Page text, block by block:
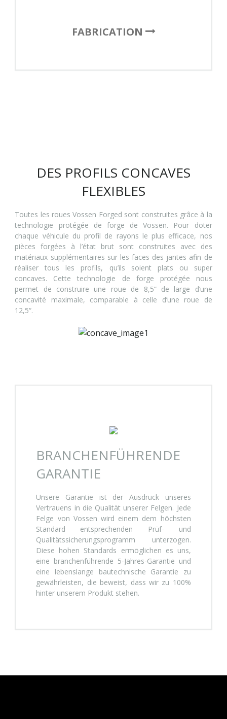
FABRICATION
DES PROFILS CONCAVES
FLEXIBLES
Toutes les roues Vossen Forged sont construites grâce à la
technologie protégée de forge de Vossen. Pour doter
chaque véhicule du profil de rayons le plus efficace, nos
pièces forgées à l’état brut sont construites avec des
matériaux supplémentaires sur les faces des jantes afin de
réaliser tous les profils, qu’ils soient plats ou super
concaves. Cette technologie de forge protégée nous
permet de construire une roue de 8,5“ de large d’une
concavité maximale, comparable à celle d’une roue de
12,5“.
BRANCHENFÜHRENDE
GARANTIE
Unsere Garantie ist der Ausdruck unseres
Vertrauens in die Qualität unserer Felgen. Jede
Felge von Vossen wird einem dem höchsten
Standard entsprechenden Prüf- und
Qualitätssicherungsprogramm unterzogen.
Diese hohen Standards ermöglichen es uns,
eine branchenführende 5-Jahres-Garantie und
eine lebenslange bautechnische Garantie zu
gewährleisten, die beweist, dass wir zu 100%
hinter unserem Produkt stehen.